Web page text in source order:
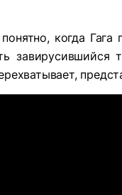
когда